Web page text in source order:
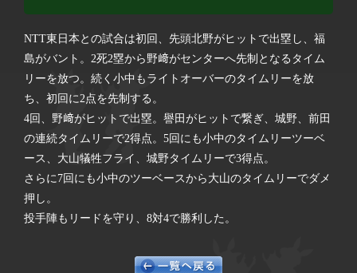
NTT東日本との試合は初回、先頭北野がヒットで出塁し、福
島がバント。2死2塁から野﨑がセンターへ先制となるタイム
リーを放つ。続く小中もライトオーバーのタイムリーを放
ち、初回に2点を先制する。
4回、野﨑がヒットで出塁。譽田がヒットで繋ぎ、城野、前田
の連続タイムリーで2得点。5回にも小中のタイムリーツーベ
ース、大山犠牲フライ、城野タイムリーで3得点。
さらに7回にも小中のツーベースから大山のタイムリーでダメ
押し。
投手陣もリードを守り、8対4で勝利した。